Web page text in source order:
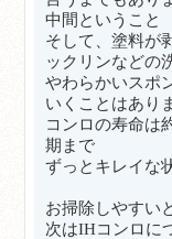
中間ということ
そして、塗料が
ックリンなどの
やわらかいスポ
いくことはあり
コンロの寿命は
期まで
ずっとキレイな
お掃除しやすい
次はIHコンロに